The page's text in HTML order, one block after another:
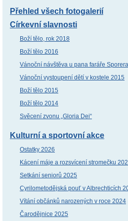
Přehled všech fotogalerií
Církevní slavnosti
Boží tělo, rok 2018
Boží tělo 2016
Vánoční návštěva u pana faráře
Vánoční vystoupení dětí v kostele 2015
Boží tělo 2015
Boží tělo 2014
Svěcení zvonu „Gloria Dei“
Kulturní a sportovní akce
Ostatky 2026
Kácení máje a rozsvícení stromečku
Setkání seniorů 2025
Cyrilometodějská pouť v Albrechticích
Vítání občánků narozených v roce 2024
Čarodějnice 2025